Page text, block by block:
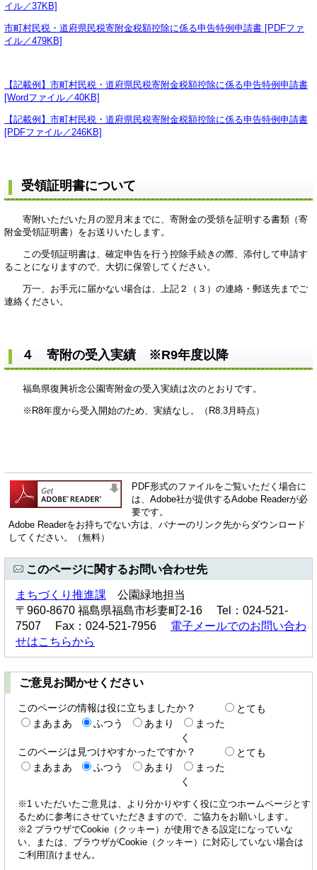
イル／37KB]
市町村民税・道府県民税寄附金税額控除に係る申告特例申請書 [PDFファ
イル／479KB]
【記載例】市町村民税・道府県民税寄附金税額控除に係る申告特例申請書
[Wordファイル／40KB]
【記載例】市町村民税・道府県民税寄附金税額控除に係る申告特例申請書
[PDFファイル／246KB]
受領証明書について
寄附いただいた月の翌月末までに、寄附金の受領を証明する書類（寄
附金受領証明書）をお送りいたします。
この受領証明書は、確定申告を行う控除手続きの際、添付して申請す
ることになりますので、大切に保管してください。
万一、お手元に届かない場合は、上記２（３）の連絡・郵送先までご
連絡ください。
４ 寄附の受入実績 ※R9年度以降
福島県復興祈念公園寄附金の受入実績は次のとおりです。
※R8年度から受入開始のため、実績なし。（R8.3月時点）
PDF形式のファイルをご覧いただく場合に
は、Adobe社が提供するAdobe Readerが必
要です。
Adobe Readerをお持ちでない方は、バナーのリンク先からダウンロード
してください。（無料）
このページに関するお問い合わせ先
まちづくり推進課 公園緑地担当
〒960-8670 福島県福島市杉妻町2-16 Tel：024-521-
7507 Fax：024-521-7956 電子メールでのお問い合わ
せはこちらから
ご意見お聞かせください
このページの情報は役に立ちましたか？
とても
まあまあ
ふつう あまり
まった
く
このページは見つけやすかったですか？
とても
まあまあ
ふつう あまり
まった
く
※1 いただいたご意見は、より分かりやすく役に立つホームページとす
るために参考にさせていただきますので、ご協力をお願いします。
※2 ブラウザでCookie（クッキー）が使用できる設定になっていな
い、または、ブラウザがCookie（クッキー）に対応していない場合は
ご利用頂けません。